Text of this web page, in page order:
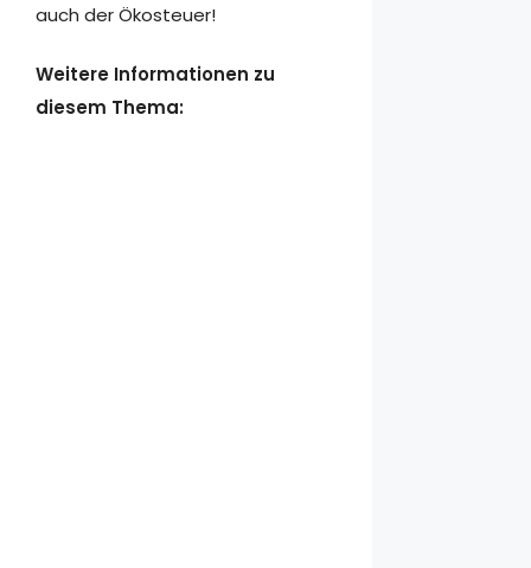
auch der Ökosteuer!
Weitere Informationen zu
diesem Thema: